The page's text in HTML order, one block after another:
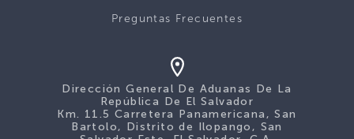
Preguntas Frecuentes
Dirección General De Aduanas De La
República De El Salvador
Km. 11.5 Carretera Panamericana, San
Bartolo, Distrito de Ilopango, San